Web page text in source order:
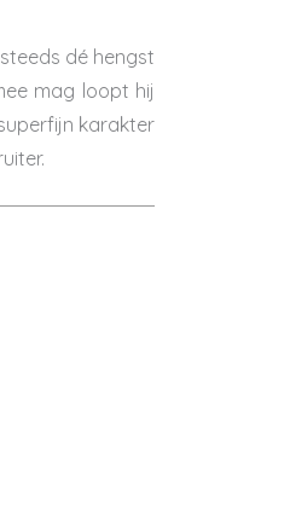
dé hengst
mag loopt hij
karakter